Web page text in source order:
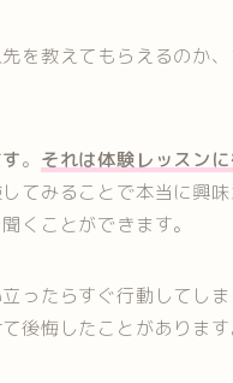
を教えてもらえるのか
。 それは体験レッスン
てみることで本当に興
くことができます。
ったらすぐ行動してし
後悔したことがあります